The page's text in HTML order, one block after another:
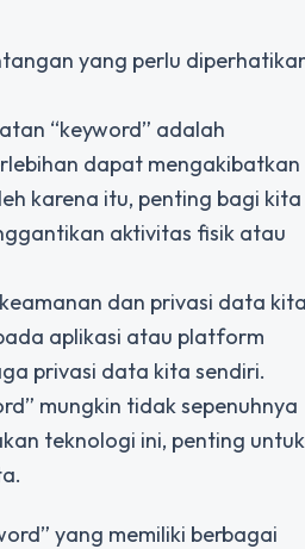
yang perlu
“keyword” adalah
dapat mengakibatkan
karena itu, penting bagi kita
aktivitas fisik atau
dan privasi data
aplikasi atau platform
privasi data kita sendiri.
mungkin tidak sepenuhnya
teknologi ini, penting untuk
yang memiliki berbagai